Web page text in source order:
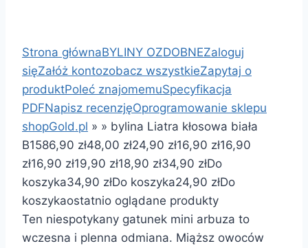
Strona głównaBYLINY OZDOBNEZaloguj
sięZałóż kontozobacz wszystkieZapytaj o
produktPoleć znajomemuSpecyfikacja
PDFNapisz recenzjęOprogramowanie sklepu
shopGold.pl » » bylina Liatra kłosowa biała
B1586,90 zł48,00 zł24,90 zł16,90 zł16,90
zł16,90 zł19,90 zł18,90 zł34,90 złDo
koszyka34,90 złDo koszyka24,90 złDo
koszykaostatnio oglądane produkty
Ten niespotykany gatunek mini arbuza to
wczesna i plenna odmiana. Miąższ owoców